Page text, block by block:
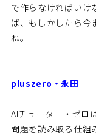
で作らなければいけ
ば、もしかしたら今
ね。
pluszero・永田
AIチューター・ゼロ
問題を読み取る仕組